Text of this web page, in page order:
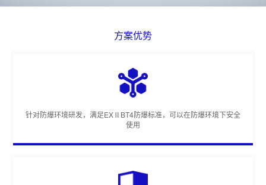
方案优势
针对防爆环境研发，满足EXⅡBT4防爆标准，可以在防爆环境下安全
使用